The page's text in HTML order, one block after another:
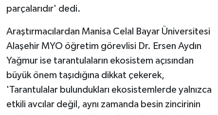
parçalarıdır' dedi.
Araştırmacılardan Manisa Celal Bayar Üniversitesi
Alaşehir MYO öğretim görevlisi Dr. Ersen Aydın
Yağmur ise tarantulaların ekosistem açısından
büyük önem taşıdığına dikkat çekerek,
'Tarantulalar bulundukları ekosistemlerde yalnızca
etkili avcılar değil, aynı zamanda besin zincirinin